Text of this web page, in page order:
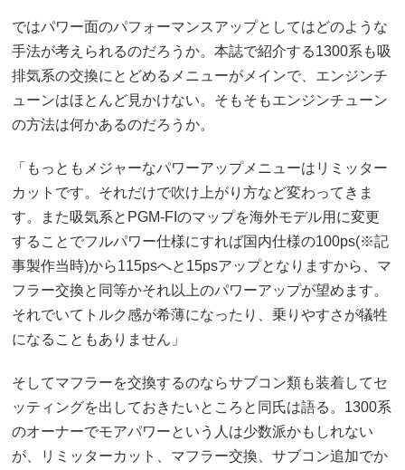
ではパワー面のパフォーマンスアップとしてはどのような
手法が考えられるのだろうか。本誌で紹介する1300系も吸
排気系の交換にとどめるメニューがメインで、エンジンチ
ューンはほとんど見かけない。そもそもエンジンチューン
の方法は何かあるのだろうか。
「もっともメジャーなパワーアップメニューはリミッター
カットです。それだけで吹け上がり方など変わってきま
す。また吸気系とPGM-FIのマップを海外モデル用に変更
することでフルパワー仕様にすれば国内仕様の100ps(※記
事製作当時)から115psへと15psアップとなりますから、マ
フラー交換と同等かそれ以上のパワーアップが望めます。
それでいてトルク感が希薄になったり、乗りやすさが犠牲
になることもありません」
そしてマフラーを交換するのならサブコン類も装着してセ
ッティングを出しておきたいところと同氏は語る。1300系
のオーナーでモアパワーという人は少数派かもしれない
が、リミッターカット、マフラー交換、サブコン追加でか